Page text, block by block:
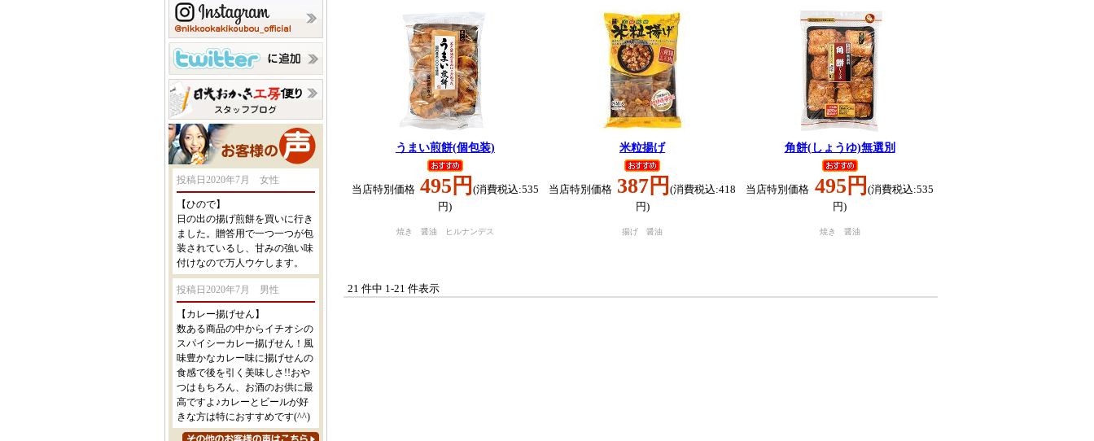
投稿日2020年7月 女性
【ひので】
日の出の揚げ煎餅を買いに行き
ました。贈答用で一つ一つが包
装されているし、甘みの強い味
付けなので万人ウケします。
投稿日2020年7月 男性
【カレー揚げせん】
数ある商品の中からイチオシの
スパイシーカレー揚げせん！風
味豊かなカレー味に揚げせんの
食感で後を引く美味しさ!!おや
つはもちろん、お酒のお供に最
高ですよ♪カレーとビールが好
きな方は特におすすめです(^^)
うまい煎餅(個包装)
当店特別価格 495円(消費税込:535
円)
焼き 醤油 ヒルナンデス
米粒揚げ
当店特別価格 387円(消費税込:418
円)
揚げ 醤油
角餅(しょうゆ)無選別
当店特別価格 495円 (消費税込:535
円)
焼き 醤油
21 件中 1-21 件表示